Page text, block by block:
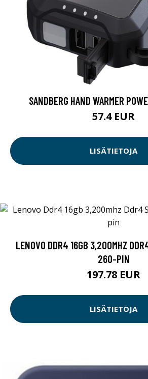
SANDBERG HAND WARMER
57.4 EUR
LISÄTIETOJA
LENOVO DDR4 16GB 3,200MHZ
260-PIN
197.78 EUR
LISÄTIETOJA